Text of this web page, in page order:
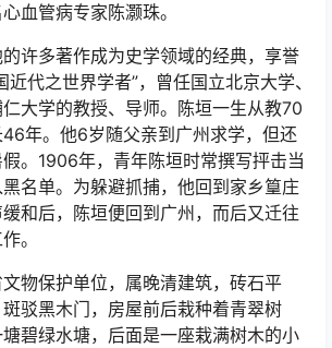
血管病专家陈灏珠。
许多著作成为史学领域的经典，享誉
近代之世界学者”，曾任国立北京大学、
大学的教授、导师。陈垣一生从教70
年。他6岁随父亲到广州求学，但还
。1906年，青年陈垣时常撰写抨击当
名单。为躲避抓捕，他回到家乡篁庄
和后，陈垣便回到广州，而后又迁往
。
物保护单位，属晚清建筑，砖石平
驳黑木门，房屋前后栽种着青翠树
碧绿水塘，后面是一座栽满树木的小